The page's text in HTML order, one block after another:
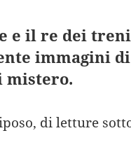
e il re dei
immagini
mistero.
di letture